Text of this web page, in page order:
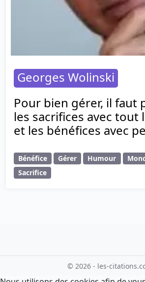
Georges Wolinski
Pour bien gérer, il faut
les sacrifices avec tout
et les bénéfices avec
Bénéfice Gérer Humour
Sacrifice
© 2026 - les-